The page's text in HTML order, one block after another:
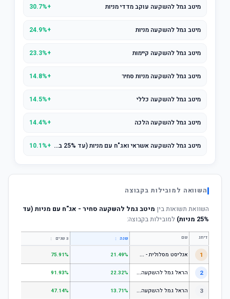
מיטב גמל להשקעה עוקב מדדי מניות +30.7%
מיטב גמל להשקעה מניות +24.9%
מיטב גמל להשקעה קיימות +23.3%
מיטב גמל להשקעה מניות סחיר +14.8%
מיטב גמל להשקעה כללי +14.5%
מיטב גמל להשקעה הלכה +14.4%
מיטב גמל להשקעה אשראי ואג"ח עם מניות (עד 25% במניות) +10.1%
השוואה למובילות בקבוצה
השוואת תשואות בין מיטב גמל להשקעה סחיר - אג"ח עם מניות (עד
25% מניות)
למובילות בקבוצה:
דירוג שם שנה ↕ 3 שנים ↕
1 א
נליסט מסלולית - קופת גמל להשקעה מניות 21.49%
75.91%
2 ה
ראל גמל להשקעה מניות 22.32%
91.93%
3 ה
ראל גמל להשקעה כללי 13.71%
47.14%